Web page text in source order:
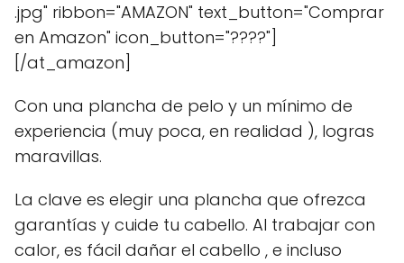
.jpg" ribbon="AMAZON" text_button="Comprar
en Amazon" icon_button="????"]
[/at_amazon]
Con una plancha de pelo y un mínimo de
experiencia (muy poca, en realidad ), logras
maravillas.
La clave es elegir una plancha que ofrezca
garantías y cuide tu cabello. Al trabajar con
calor, es fácil dañar el cabello , e incluso